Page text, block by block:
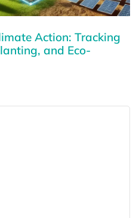
Action: Tracking
and Eco-